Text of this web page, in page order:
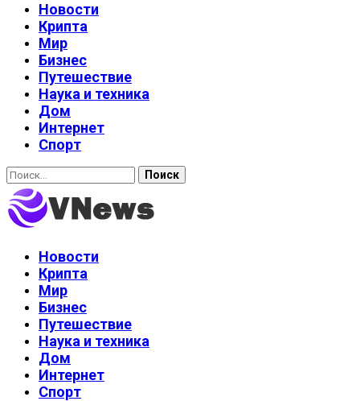
Новости
Крипта
Мир
Бизнес
Путешествие
Наука и техника
Дом
Интернет
Спорт
Найти:
Новости
Крипта
Мир
Бизнес
Путешествие
Наука и техника
Дом
Интернет
Спорт